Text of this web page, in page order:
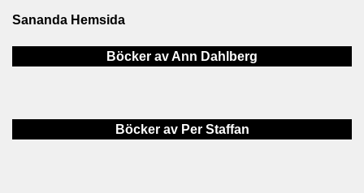
Sananda Hemsida
Böcker av Ann Dahlberg
Böcker av Per Staffan